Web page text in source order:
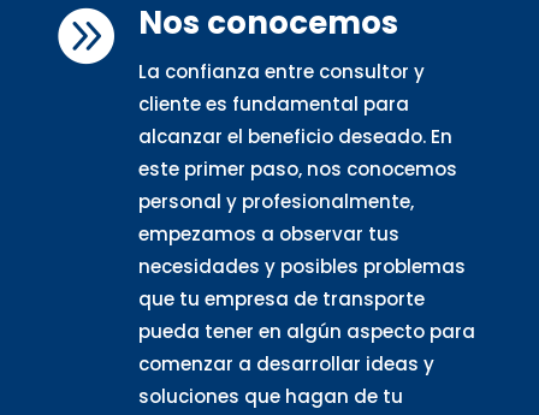
 Nos conocemos
La confianza entre consultor y
cliente es fundamental para
alcanzar el beneficio deseado. En
este primer paso, nos conocemos
personal y profesionalmente,
empezamos a observar tus
necesidades y posibles problemas
que tu empresa de transporte
pueda tener en algún aspecto para
comenzar a desarrollar ideas y
soluciones que hagan de tu